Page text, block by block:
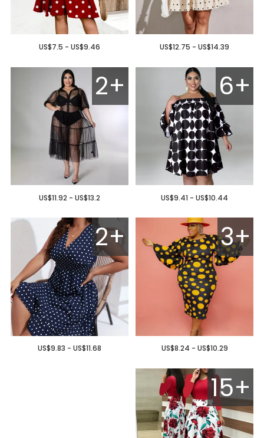
US$12.75 - US$14.39
US$7.5 - US$9.46
6+
US$9.41 - US$10.44
2+
US$11.92 - US$13.2
3+
US$8.24 - US$10.29
2+
US$9.83 - US$11.68
15+